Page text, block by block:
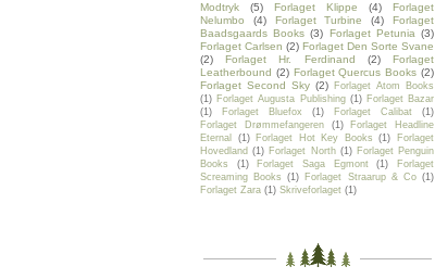
Modtryk
(5) Forlaget Klippe (4)
Forlaget
Nelumbo
(4) Forlaget Turbine (4)
Forlaget
Baadsgaards Books (3) Forlaget Petunia (3)
Forlaget Carlsen (2) Forlaget Den Sorte Svane
(2)
Forlaget Hr. Ferdinand (2)
Forlaget
Leatherbound (2) Forlaget Quercus Books (2)
Forlaget Second Sky (2) Forlaget Atom Books
(1) Forlaget Augusta Publishing (1) Forlaget Bazar
(1)
Forlaget Bluefox (1) Forlaget Calibat
(1)
Forlaget Drømmefangeren
(1)
Forlaget Headline
Eternal
(1) Forlaget Hot Key Books (1)
Forlaget
Hovedland (1) Forlaget North (1) Forlaget Penguin
Books
(1) Forlaget Saga Egmont (1)
Forlaget
Screaming Books
(1) Forlaget Straarup & Co (1)
Forlaget Zara (1) Skriveforlaget (1)